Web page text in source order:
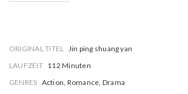
ORIGINAL TITEL Jin ping shuang yan
LAUFZEIT 112 Minuten
GENRES Action, Romance, Drama